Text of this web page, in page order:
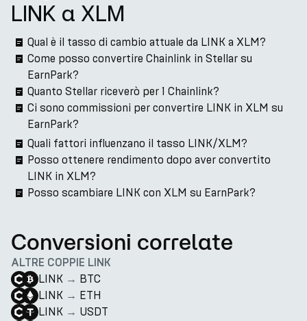
LINK a XLM
Qual è il tasso di cambio attuale da LINK a XLM?
Come posso convertire Chainlink in Stellar su
EarnPark?
Quanto Stellar riceverò per 1 Chainlink?
Ci sono commissioni per convertire LINK in XLM su
EarnPark?
Quali fattori influenzano il tasso LINK/XLM?
Posso ottenere rendimento dopo aver convertito
LINK in XLM?
Posso scambiare LINK con XLM su EarnPark?
Conversioni correlate
ALTRE COPPIE LINK
LINK → BTC
LINK → ETH
LINK → USDT